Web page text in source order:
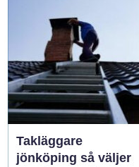
Takläggare
jönköping så väljer